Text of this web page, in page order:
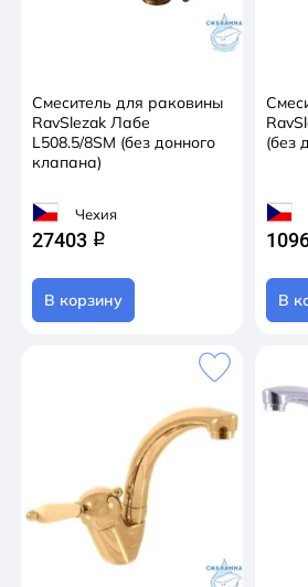
Смеситель для раковины
RavSlezak Лабе
L508.5/8SM (без донного
клапана)
Чехия
27403 q
В корзину
(без
В